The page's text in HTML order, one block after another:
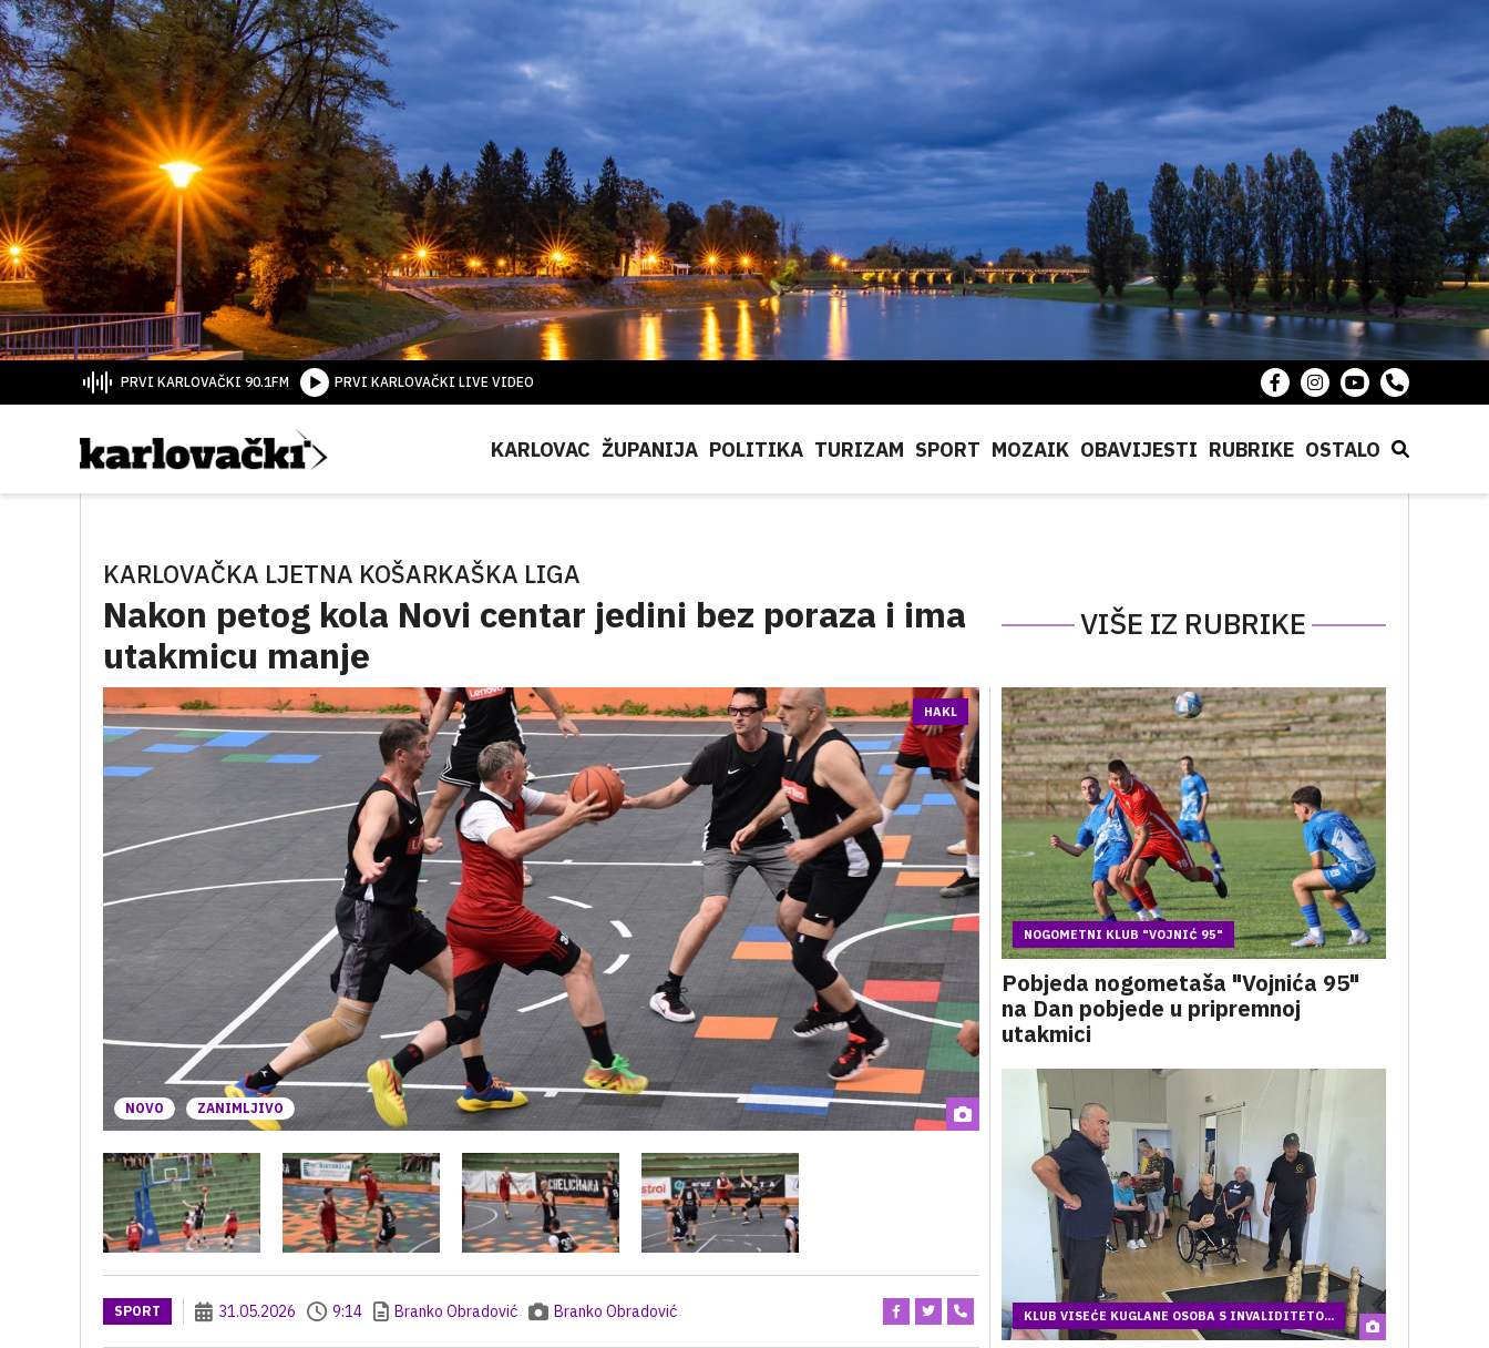
PRVI KARLOVAČKI 90.1FM PRVI KARLOVAČKI LIVE VIDEO
KARLOVAC ŽUPANIJA POLITIKA TURIZAM SPORT MOZAIK OBAVIJESTI RUBRIKE OSTALO
KARLOVAČKA LJETNA KOŠARKAŠKA LIGA
Nakon petog kola Novi centar jedini bez poraza i ima
utakmicu manje
VIŠE IZ RUBRIKE
NOVO ZANIMLJIVO
HAKL
SPORT 31.05.2026 9:14 Branko Obradović Branko Obradović
NOGOMETNI KLUB "VOJNIĆ 95"
Pobjeda nogometaša "Vojnića 95"
na Dan pobjede u pripremnoj
utakmici
KLUB VISEĆE KUGLANE OSOBA S INVALIDITETO...